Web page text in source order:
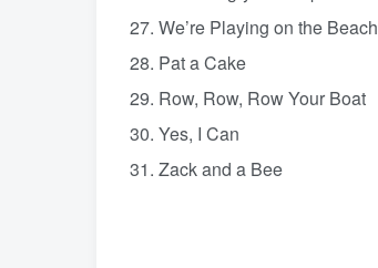
27. We’re Playing on the Beach
28. Pat a Cake
29. Row, Row, Row Your Boat
30. Yes, I Can
31. Zack and a Bee